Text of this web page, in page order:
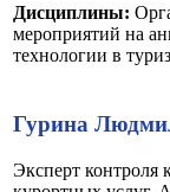
Дисциплины:
мероприятий на
технологии в
Гурина
Эксперт контроля